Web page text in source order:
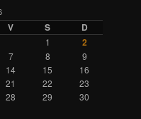
V S D
1 2
7 8
9
14 15
16
21 22
23
28 29
30